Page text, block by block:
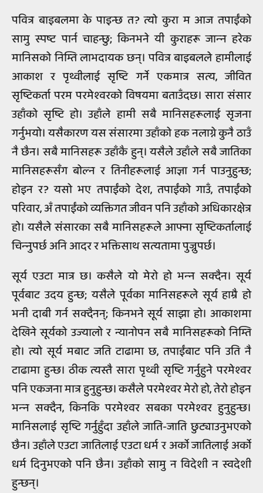
पवित्र बाइबलमा के पाइन्छ त? त्यो कुरा म आज तपाईंको
सामु स्पष्ट पार्न चाहन्छु; किनभने यी कुराहरू जान्‍न हरेक
मानिसको निम्ति लाभदायक छन्। पवित्र बाइबलले हामीलाई
आकाश र पृथ्वीलाई सृष्टि गर्ने एकमात्र सत्य, जीवित
सृष्टिकर्ता परम परमेश्‍वरको विषयमा बताउँदछ। सारा संसार
उहाँको सृष्टि हो। उहाँले हामी सबै मानिसहरूलाई सृजना
गर्नुभयो। यसैकारण यस संसारमा उहाँको हक नलाग्ने कुनै ठाउँ
नै छैन। सबै मानिसहरू उहाँकै हुन्। यसैले उहाँले सबै जातिका
मानिसहरूसँग बोल्न र तिनीहरूलाई आज्ञा गर्न पाउनुहुन्छ;
होइन र? यसो भए तपाईंको देश, तपाईंको गाउँ, तपाईंको
परिवार, अँ तपाईंको व्यक्तिगत जीवन पनि उहाँको अधिकारक्षेत्र
हो। यसैले संसारका सबै मानिसहरूले आफ्ना सृष्टिकर्तालाई
चिन्‍नुपर्छ अनि आदर र भक्तिसाथ सत्यतामा पुज्नुपर्छ।
सूर्य एउटा मात्र छ। कसैले यो मेरो हो भन्‍न सक्दैन। सूर्य
पूर्वबाट उदय हुन्छ; यसैले पूर्वका मानिसहरूले सूर्य हाम्रै हो
भनी दाबी गर्न सक्दैनन्; किनभने सूर्य साझा हो। आकाशमा
देखिने सूर्यको उज्यालो र न्यानोपन सबै मानिसहरूको निम्ति
हो। त्यो सूर्य मबाट जति टाढामा छ, तपाईंबाट पनि उति नै
टाढामा हुन्छ। ठीक त्यस्तै सारा पृथ्वी सृष्टि गर्नुहुने परमेश्‍वर
पनि एकजना मात्र हुनुहुन्छ। कसैले परमेश्‍वर मेरो हो, तेरो होइन
भन्‍न सक्दैन, किनकि परमेश्‍वर सबका परमेश्‍वर हुनुहुन्छ।
मानिसलाई सृष्टि गर्नुहुँदा उहाँले जाति-जाति छुट्याउनुभएको
छैन। उहाँले एउटा जातिलाई एउटा धर्म र अर्को जातिलाई अर्को
धर्म दिनुभएको पनि छैन। उहाँको सामु न विदेशी न स्वदेशी
हुन्छन्।